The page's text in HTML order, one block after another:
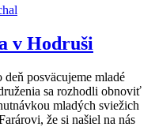
v Hodruši
posväcujeme mladé
sa rozhodli obnoviť
mladých sviežich
že si našiel na nás